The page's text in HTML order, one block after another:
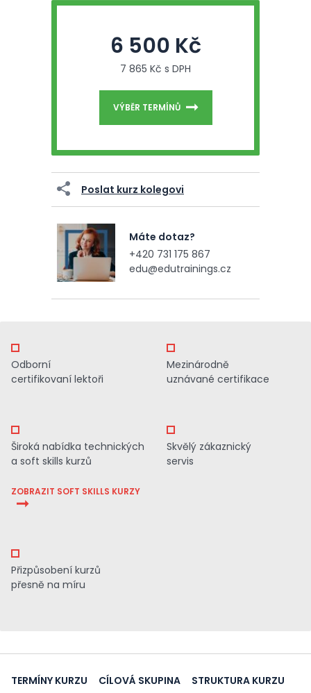
6 500 Kč
7 865 Kč s DPH
VÝBĚR TERMÍNŮ
Poslat kurz kolegovi
Máte dotaz?
+420 731 175 867
edu@edutrainings.cz
Odborní
certifikovaní lektoři
Mezinárodně
uznávané certifikace
Široká nabídka technických
a soft skills kurzů
ZOBRAZIT SOFT SKILLS KURZY
Skvělý zákaznický
servis
Přizpůsobení kurzů
přesně na míru
TERMÍNY KURZU CÍLOVÁ SKUPINA
STRUKTURA KURZU